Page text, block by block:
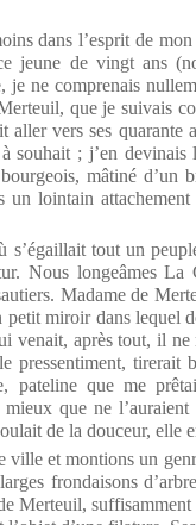
dans l’esprit de
jeune de vingt ans
je ne comprenais
que je suivais
aller vers ses quarante
souhait ; j’en
mâtiné d’un
un lointain
s’égaillait tout un
Nous longeâmes La
Madame de
miroir dans lequel
venait, après tout, il
pressentiment, tirerait
pateline que me
que ne
de la douceur, elle
ville et montions un
frondaisons
Merteuil,